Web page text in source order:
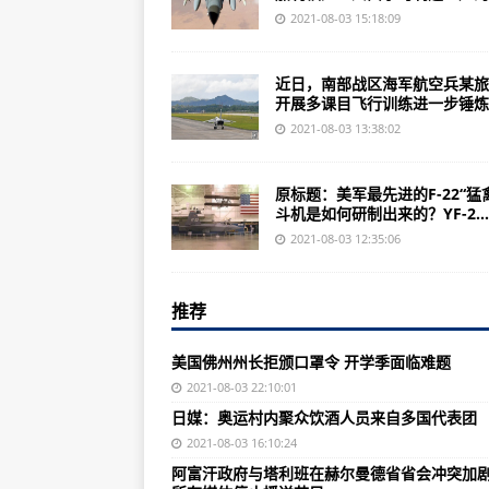
南京禄口机场：累计采集样本
3胎4崽！ 秦岭大熊猫“丫丫”诞下龙
第30、31、32金！网友：速度太
山西籍男子从隔离点逃走 官方发
航空工业设备工程召开2021年二
发出警告！日本官员：新冠重症
意大利拉齐奥大区政府网站遭黑客
2021-08-03 15:18:09
近日，南部战区海军航空兵某
开展多课目飞行训练进一步锤
2021-08-03 13:38:02
原标题：美军最先进的F-22“猛
斗机是如何研制出来的？YF-2...
2021-08-03 12:35:06
推荐
美国佛州州长拒颁口罩令 开学季面临难题
2021-08-03 22:10:01
日媒：奥运村内聚众饮酒人员来自多国代表团
2021-08-03 16:10:24
阿富汗政府与塔利班在赫尔曼德省省会冲突加